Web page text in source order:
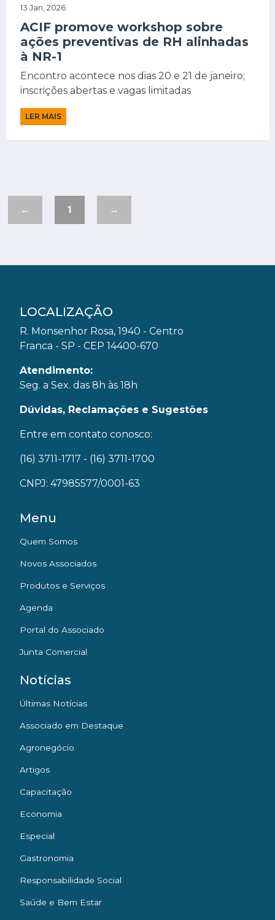
13 Jan, 2026
ACIF promove workshop sobre
ações preventivas de RH alinhadas
à NR-1
Encontro acontece nos dias 20 e 21 de janeiro;
inscrições abertas e vagas limitadas
LER MAIS
← 1 →
LOCALIZAÇÃO
R. Monsenhor Rosa, 1940 - Centro
Franca - SP - CEP 14400-670
Atendimento:
Seg. a Sex. das 8h às 18h
Dúvidas, Reclamações e Sugestões
Entre em contato conosco:
(16) 3711-1717 - (16) 3711-1700
CNPJ: 47985577/0001-63
Menu
Quem Somos
Novos Associados
Produtos e Serviços
Agenda
Portal do Associado
Junta Comercial
Notícias
Últimas Notícias
Associado em Destaque
Agronegócio
Artigos
Capacitação
Economia
Especial
Gastronomia
Responsabilidade Social
Saúde e Bem Estar